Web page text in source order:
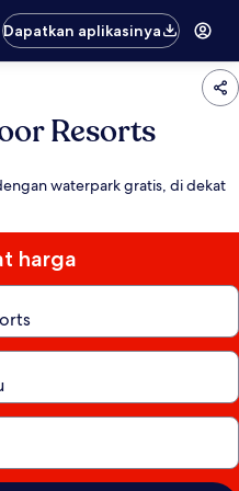
Dapatkan aplikasinya
Resorts
waterpark gratis, di dekat
harga